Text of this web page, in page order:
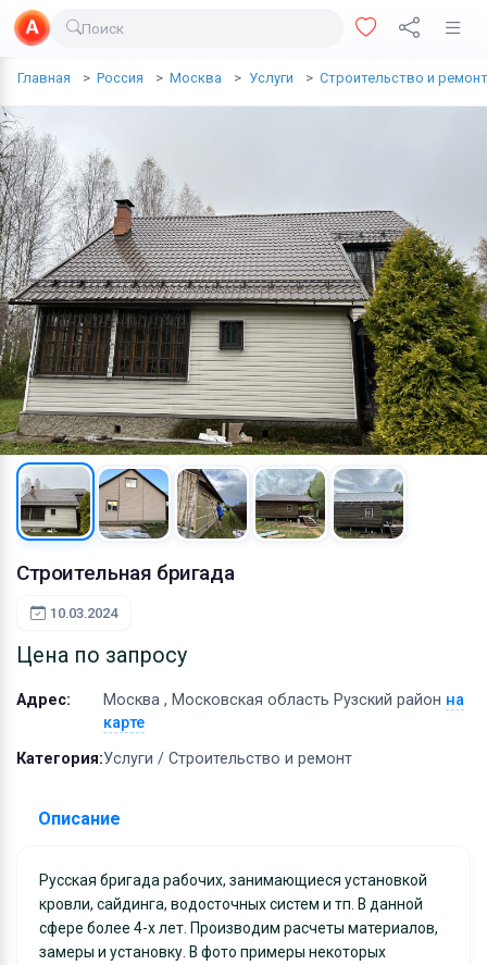
Поиск
Главная Россия Москва Услуги Строительство и ремонт
Строительная бригада
10.03.2024
Цена по запросу
Адрес: Москва , Московская область Рузский район на
карте
Категория:Услуги / Строительство и ремонт
Описание
Русская бригада рабочих, занимающиеся установкой
кровли, сайдинга, водосточных систем и тп. В данной
сфере более 4-х лет. Производим расчеты материалов,
замеры и установку. В фото примеры некоторых
Доставка еды
Недвижимость
Услуги
Личные вещи
Одежда и обувь
Электроника
Все для дома
Хобби и отдых
Животные
Оборудование
Материалы